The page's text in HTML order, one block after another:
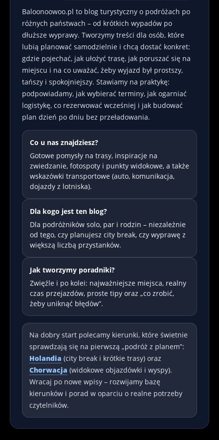
Baloonoowoo.pl to blog turystyczny o podróżach po
różnych państwach – od krótkich wypadów po
dłuższe wyprawy. Tworzymy treści dla osób, które
lubią planować samodzielnie i chcą dostać konkret:
gdzie pojechać, jak ułożyć trasę, jak poruszać się na
miejscu i na co uważać, żeby wyjazd był prostszy,
tańszy i spokojniejszy. Stawiamy na praktykę:
podpowiadamy, jak wybierać terminy, jak ogarniać
logistykę, co rezerwować wcześniej i jak budować
plan dzień po dniu bez przeładowania.
Co u nas znajdziesz?
Gotowe pomysły na trasy, inspiracje na
zwiedzanie, fotospoty i punkty widokowe, a także
wskazówki transportowe (auto, komunikacja,
dojazdy z lotniska).
Dla kogo jest ten blog?
Dla podróżników solo, par i rodzin – niezależnie
od tego, czy planujesz city break, czy wyprawę z
większą liczbą przystanków.
Jak tworzymy poradniki?
Zwięźle i po kolei: najważniejsze miejsca, realny
czas przejazdów, proste tipy oraz „co zrobić,
żeby uniknąć błędów”.
Na dobry start polecamy kierunki, które świetnie
sprawdzają się na pierwszą „podróż z planem”:
Holandia (city break i krótkie trasy) oraz
Chorwacja (widokowe objazdówki i wyspy).
Wracaj po nowe wpisy – rozwijamy bazę
kierunków i porad w oparciu o realne potrzeby
czytelników.